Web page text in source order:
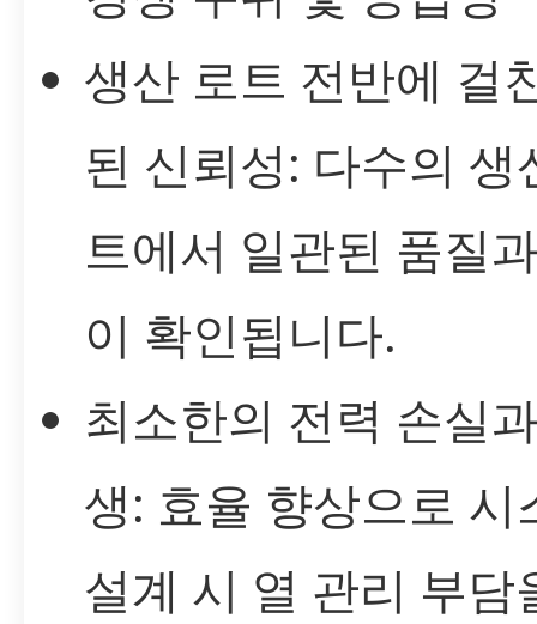
생산 로트 전반에 걸
된 신뢰성: 다수의 생
트에서 일관된 품질
이 확인됩니다.
최소한의 전력 손실
생: 효율 향상으로 시
설계 시 열 관리 부담